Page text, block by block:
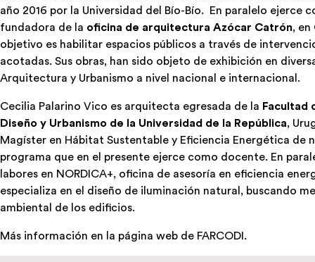
año 2016 por la Universidad del Bío-Bío. En paralelo ejerce
fundadora de la oficina de arquitectura Azócar Catrón, en
objetivo es habilitar espacios públicos a través de
acotadas. Sus obras, han sido objeto de exhibición en
Arquitectura y Urbanismo a nivel nacional e internacional.
Cecilia Palarino Vico es arquitecta egresada de la Facultad
Diseño y Urbanismo de la Universidad de la República,
Magíster en Hábitat Sustentable y Eficiencia Energética de
programa que en el presente ejerce como docente. En
labores en NORDICA+, oficina de asesoría en eficiencia
especializa en el diseño de iluminación natural, buscando
ambiental de los edificios.
Más información en la página web de FARCODI.